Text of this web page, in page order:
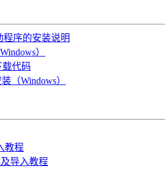
程序的安装说明
）
载代码
（Windows）
教程
导入教程